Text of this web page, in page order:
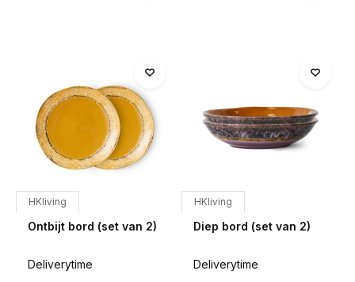
HKliving
Ontbijt bord (set van 2)
Deliverytime
HKliving
Diep bord (set van 2)
Deliverytime